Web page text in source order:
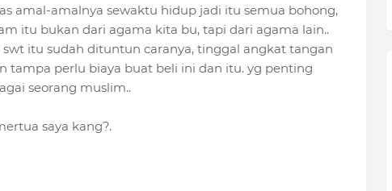
amal-amalnya sewaktu hidup jadi itu semua bohong,
itu bukan dari agama kita bu, tapi dari agama lain..
itu sudah dituntun caranya, tinggal angkat tangan
tampa perlu biaya buat beli ini dan itu. yg penting
seorang muslim..
saya kang?.